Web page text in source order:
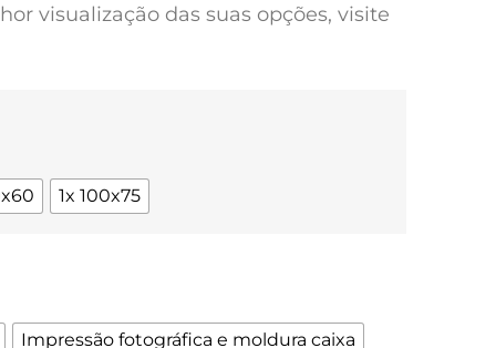
visualização das suas opções, visite
1x 100x75
Impressão fotográfica e moldura caixa